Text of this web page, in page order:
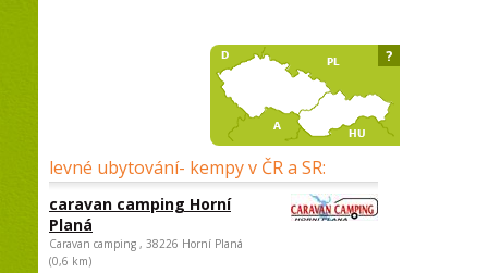
levné ubytování- kempy v ČR a SR:
caravan camping Horní
Planá
Caravan camping , 38226 Horní Planá
(0,6 km)
?